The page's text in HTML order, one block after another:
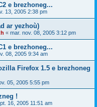
e brezhoneg...
13, 2005 2:38 pm
ar yezhoù)
« mar. nov. 08, 2005 3:12 pm
e brezhoneg...
08, 2005 9:34 am
Firefox 1.5 e brezhoneg
05, 2005 5:55 pm
!
16, 2005 11:51 am